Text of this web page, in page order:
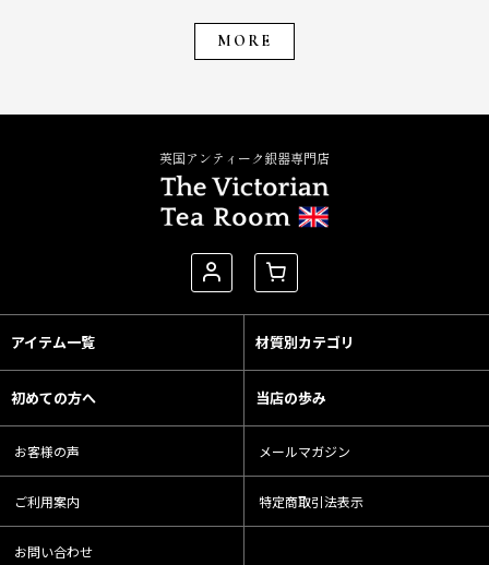
MORE
英国アンティーク銀器専門店
アイテム一覧 材質別カテゴリ
初めての方へ 当店の歩み
お客様の声 メールマガジン
ご利用案内 特定商取引法表示
お問い合わせ